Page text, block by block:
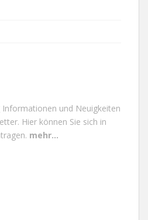
und Neuigkeiten
Hier können Sie sich in
mehr...